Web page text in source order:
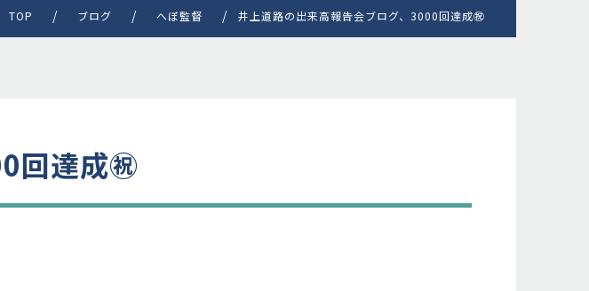
TOP ブログ へぼ監督 井上道路の出来高報告会ブログ、3000回達成㊗️
回達成㊗️